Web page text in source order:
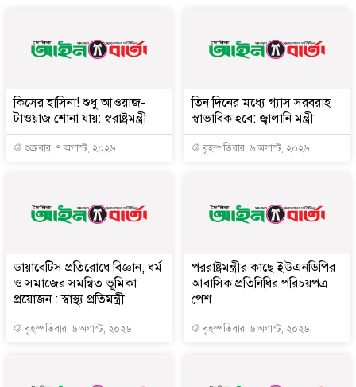
কিসের হাসিনা! শুধু আওয়াজ-
টাওয়াজ শোনা যায়: স্বরাষ্ট্রমন্ত্রী
শুক্রবার, ৭ অগাস্ট, ২০২৬
তিন দিনের মধ্যে গ্যাস সরবরাহ
স্বাভাবিক হবে: জ্বালানি মন্ত্রী
বৃহস্পতিবার, ৬ অগাস্ট, ২০২৬
ডায়াবেটিস প্রতিরোধে বিজ্ঞান, ধর্ম
ও সমাজের সমন্বিত ভূমিকা
প্রয়োজন : স্বাস্থ্য প্রতিমন্ত্রী
বৃহস্পতিবার, ৬ অগাস্ট, ২০২৬
পররাষ্ট্রমন্ত্রীর কা‌ছে ইউএনডিপির
আবাসিক প্রতিনিধির পরিচয়পত্র
পেশ
বৃহস্পতিবার, ৬ অগাস্ট, ২০২৬